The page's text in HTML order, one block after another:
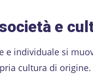
e
e individuale si
cultura di origine.